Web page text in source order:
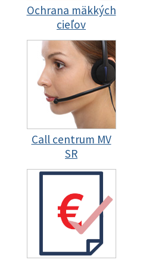
Ochrana mäkkých
cieľov
Call centrum MV
SR